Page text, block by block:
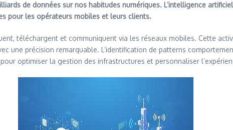
de données sur nos habitudes numériques. L’intelligence
pour les opérateurs mobiles et leurs clients.
téléchargent et communiquent via les réseaux mobiles. Cette
une précision remarquable. L’identification de patterns
optimiser la gestion des infrastructures et personnaliser